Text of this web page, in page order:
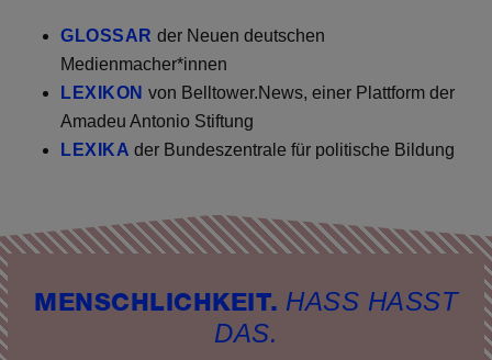
GLOSSAR der Neuen deutschen
Medienmacher*innen
LEXIKON von Belltower.News, einer Plattform der
Amadeu Antonio Stiftung
LEXIKA der Bundeszentrale für politische Bildung
MENSCHLICHKEIT. HASS HASST
DAS.